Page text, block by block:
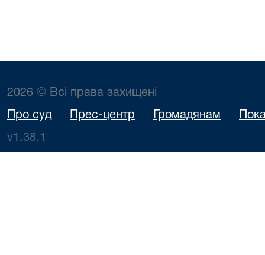
2026 © Всі права захищені
Про суд Прес-центр Громадянам
v1.38.1